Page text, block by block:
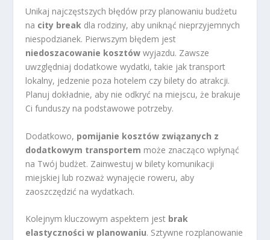
Unikaj najczęstszych błędów przy planowaniu budżetu
na city break dla rodziny, aby uniknąć nieprzyjemnych
niespodzianek. Pierwszym błędem jest
niedoszacowanie kosztów wyjazdu. Zawsze
uwzględniaj dodatkowe wydatki, takie jak transport
lokalny, jedzenie poza hotelem czy bilety do atrakcji.
Planuj dokładnie, aby nie odkryć na miejscu, że brakuje
Ci funduszy na podstawowe potrzeby.
Dodatkowo, pomijanie kosztów związanych z
dodatkowym transportem może znacząco wpłynąć
na Twój budżet. Zainwestuj w bilety komunikacji
miejskiej lub rozważ wynajęcie roweru, aby
zaoszczędzić na wydatkach.
Kolejnym kluczowym aspektem jest brak
elastyczności w planowaniu. Sztywne rozplanowanie